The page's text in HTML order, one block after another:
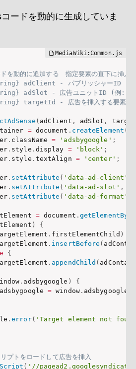
ードを動的に生成していま
を動的に追加する　指定要素の直下に挿入
adClient - パブリッシャーID (
adSlot - 広告ユニットID (例:
targetId - 広告を挿入する要素の
( adClient , adSlot ,
= document . createElement (
. className = 'adsbygoogle' ;
. style . display = 'block' ;
. style . textAlign = 'center' ;
. setAttribute ( 'data-ad-client'
. setAttribute ( 'data-ad-slot' ,
. setAttribute ( 'data-ad-format'
= document . getElementById
)
{
. firstElementChild )
. insertBefore (
{
. appendChild (
. adsbygoogle )
{
adsbygoogle = window. adsbygoogle
.error( 'Target element not
トをロードして広告を挿入
( '//